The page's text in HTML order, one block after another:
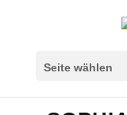
Seite wählen
Überschriften
settings